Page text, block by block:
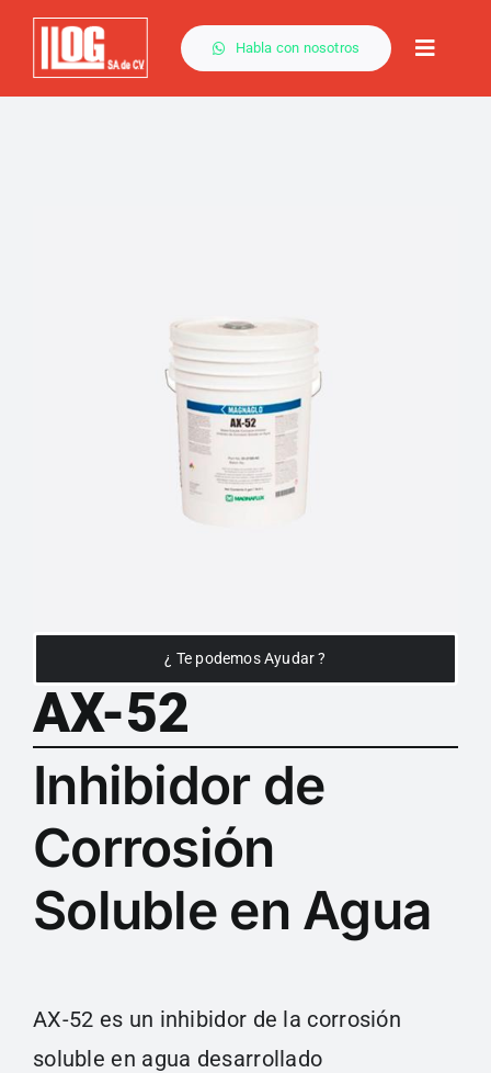
Saltar
contenido
Habla con nosotros
Toggle
¿ Te podemos Ayudar ?
AX-52
Inhibidor de
Corrosión
Soluble en Agua
AX-52 es un inhibidor de la corrosión
soluble en agua desarrollado